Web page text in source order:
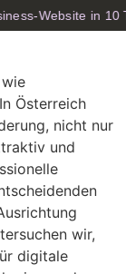
Website in
Österreich
nicht nur
und
wir,
digitale